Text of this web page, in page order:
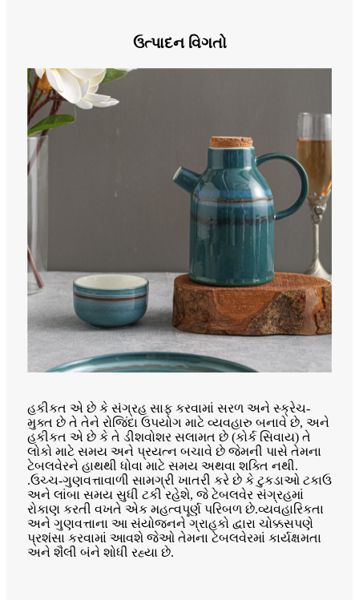
ઉત્પાદન વિગતો
હકીકત એ છે કે સંગ્રહ સાફ કરવામાં સરળ અને સ્ક્રેચ-
મુક્ત છે તે તેને રોજિંદા ઉપયોગ માટે વ્યવહારુ બનાવે છે, અને
હકીકત એ છે કે તે ડીશવોશર સલામત છે (કોર્ક સિવાય) તે
લોકો માટે સમય અને પ્રયત્ન બચાવે છે જેમની પાસે તેમના
ટેબલવેરને હાથથી ધોવા માટે સમય અથવા શક્તિ નથી.
.ઉચ્ચ-ગુણવત્તાવાળી સામગ્રી ખાતરી કરે છે કે ટુકડાઓ ટકાઉ
અને લાંબા સમય સુધી ટકી રહેશે, જે ટેબલવેર સંગ્રહમાં
રોકાણ કરતી વખતે એક મહત્વપૂર્ણ પરિબળ છે.વ્યવહારિકતા
અને ગુણવત્તાના આ સંયોજનને ગ્રાહકો દ્વારા ચોક્કસપણે
પ્રશંસા કરવામાં આવશે જેઓ તેમના ટેબલવેરમાં કાર્યક્ષમતા
અને શૈલી બંને શોધી રહ્યા છે.